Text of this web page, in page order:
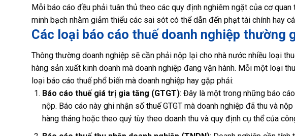
Mỗi báo cáo đều phải tuân thủ theo các quy định nghiêm ngặt của cơ
minh bạch nhằm giảm thiểu các sai sót có thể dẫn đến phạt tài chính hay
Các loại báo cáo thuế doanh nghiệp thường
Thông thường doanh nghiệp sẽ cần phải nộp lại cho nhà nước nhiều loại
hàng sản xuất kinh doanh mà doanh nghiệp đang vận hành. Mỗi một loại
loại báo cáo thuế phổ biến mà doanh nghiệp hay gặp phải:
Báo cáo thuế giá trị gia tăng (GTGT): Đây là một trong những báo
nộp. Báo cáo này ghi nhận số thuế GTGT mà doanh nghiệp đã thu và
hàng tháng hoặc theo quý tùy theo doanh thu và quy định cụ thể của